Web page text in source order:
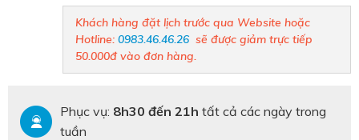
Khách hàng đặt lịch trước qua Website hoặc
Hotline: 0983.46.46.26 sẽ được giảm trực tiếp
50.000đ vào đơn hàng.
Phục vụ: 8h30 đến 21h tất cả các ngày trong
tuần